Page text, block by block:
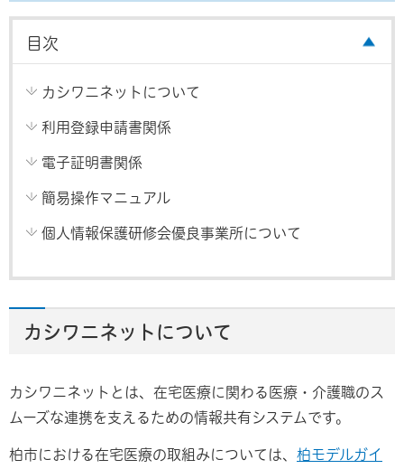
目次
カシワニネットについて
利用登録申請書関係
電子証明書関係
簡易操作マニュアル
個人情報保護研修会優良事業所について
カシワニネットについて
カシワニネットとは、在宅医療に関わる医療・介護職のス
ムーズな連携を支えるための情報共有システムです。
柏市における在宅医療の取組みについては、 柏モデルガイ